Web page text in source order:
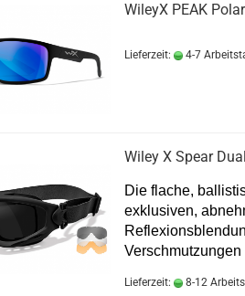
WileyX PEAK
Lieferzeit: 4-7
Wiley X Spear
Die flache,
exklusiven,
Verschmutzungen
Lieferzeit: 8-12